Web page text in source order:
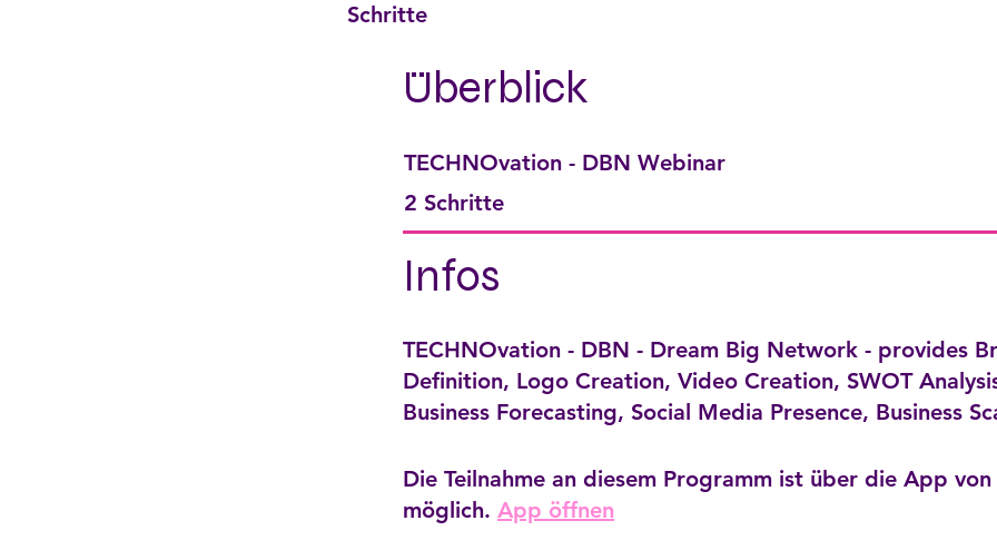
Schritte
Überblick
TECHNOvation - DBN Webinar
.
2 Schritte
Infos
TECHNOvation - DBN - Dream Big Network - provides
Definition, Logo Creation, Video Creation, SWOT
Business Forecasting, Social Media Presence, Business
Die Teilnahme an diesem Programm ist über die App
möglich. App öffnen